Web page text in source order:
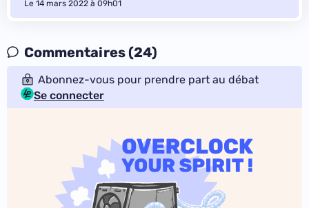
Le 14 mars 2022 à 09h01
Commentaires (24)
Abonnez-vous pour prendre part au débat
Se connecter